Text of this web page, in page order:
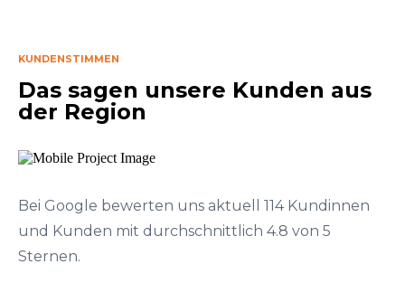
KUNDENSTIMMEN
Das sagen unsere Kunden aus
der Region
Bei Google bewerten uns aktuell 114 Kundinnen
und Kunden mit durchschnittlich 4.8 von 5
Sternen.